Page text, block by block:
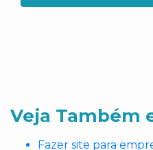
Veja Também
Fazer site para